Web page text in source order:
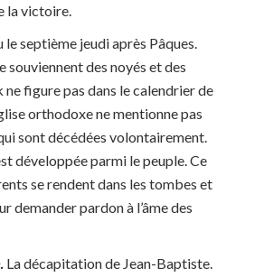
la victoire.
le septième jeudi après Pâques.
souviennent des noyés et des
ne figure pas dans le calendrier de
orthodoxe ne mentionne pas
sont décédées volontairement.
développée parmi le peuple. Ce
se rendent dans les tombes et
demander pardon à l’âme des
La décapitation de Jean-Baptiste.